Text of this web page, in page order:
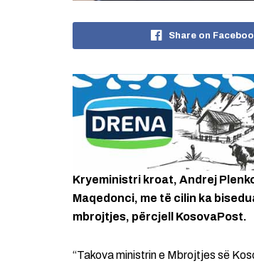
Share on
Kryeministri kroat, Andrej
Maqedonci, me të cilin ka
mbrojtjes, përcjell KosovaPost.
“Takova ministrin e Mbrojtjes së